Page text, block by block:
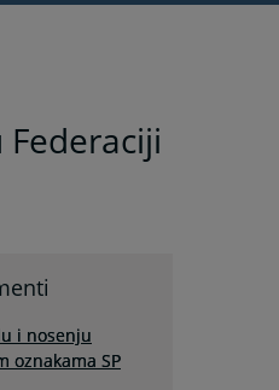
i nosenju
oznakama SP